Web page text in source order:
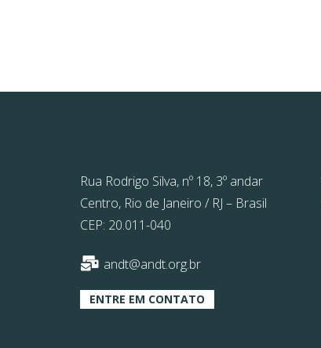
Rua Rodrigo Silva, nº 18, 3º andar
Centro, Rio de Janeiro / RJ – Brasil
CEP: 20.011-040
andt@andt.org.br
ENTRE EM CONTATO